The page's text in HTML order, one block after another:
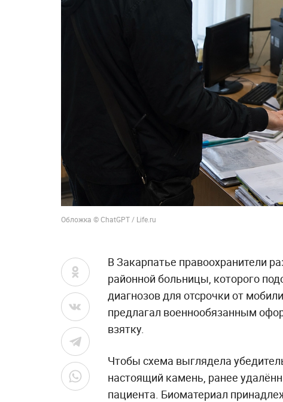
Обложка © ChatGPT / Life.ru
В Закарпатье правоохранители
районной больницы, которого
диагнозов для отсрочки от
предлагал военнообязанным
взятку.
Чтобы схема выглядела
настоящий камень, ранее
пациента. Биоматериал